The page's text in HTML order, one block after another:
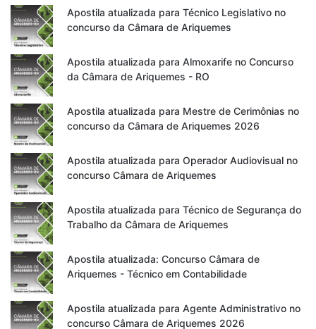
Apostila atualizada para Técnico Legislativo no
concurso da Câmara de Ariquemes
Apostila atualizada para Almoxarife no Concurso
da Câmara de Ariquemes - RO
Apostila atualizada para Mestre de Cerimônias no
concurso da Câmara de Ariquemes 2026
Apostila atualizada para Operador Audiovisual no
concurso Câmara de Ariquemes
Apostila atualizada para Técnico de Segurança do
Trabalho da Câmara de Ariquemes
Apostila atualizada: Concurso Câmara de
Ariquemes - Técnico em Contabilidade
Apostila atualizada para Agente Administrativo no
concurso Câmara de Ariquemes 2026